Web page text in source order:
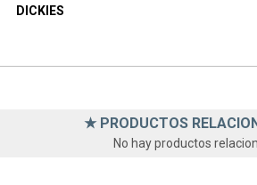
DICKIES
★ PRODUCTOS
No hay productos